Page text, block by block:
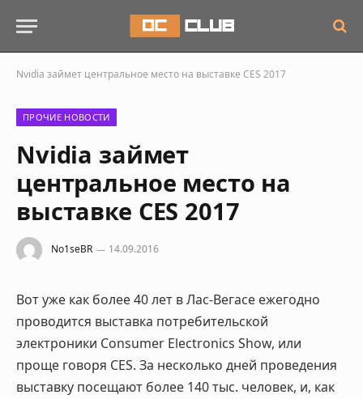
Nvidia займет центральное место на выставке CES 2017
ПРОЧИЕ НОВОСТИ
Nvidia займет
центральное место на
выставке CES 2017
No1seBR 14.09.2016
Вот уже как более 40 лет в Лас-Вегасе ежегодно
проводится выставка потребительской
электроники Consumer Electronics Show, или
проще говоря CES. За несколько дней проведения
выставку посещают более 140 тыс. человек, и, как